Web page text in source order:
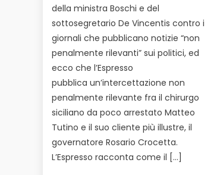
della ministra Boschi e del
sottosegretario De Vincentis contro i
giornali che pubblicano notizie “non
penalmente rilevanti” sui politici, ed
ecco che l’Espresso
pubblica un’intercettazione non
penalmente rilevante fra il chirurgo
siciliano da poco arrestato Matteo
Tutino e il suo cliente più illustre, il
governatore Rosario Crocetta.
L’Espresso racconta come il […]